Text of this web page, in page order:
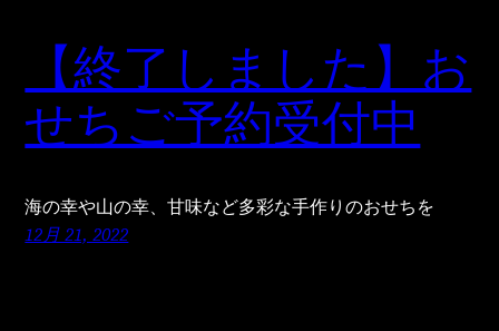
【終了しました】お
せちご予約受付中
海の幸や山の幸、甘味など多彩な手作りのおせちを
12月 21, 2022